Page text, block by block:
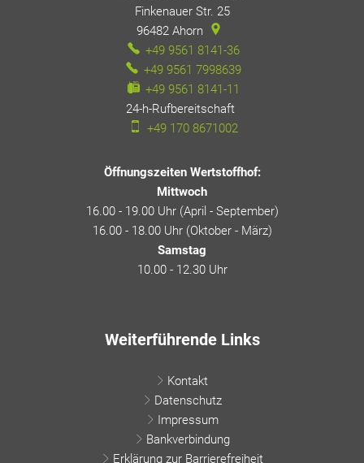
Finkenauer Str. 25
96482 Ahorn
+49 9561 8141-36
+49 9561 7998639
+49 9561 8141-11
24-h-Rufbereitschaft
+49 170 8671002
Öffnungszeiten Wertstoffhof:
Mittwoch
16.00 - 19.00 Uhr (April - September)
16.00 - 18.00 Uhr (Oktober - März)
Samstag
10.00 - 12.30 Uhr
Weiterführende Links
Kontakt
Datenschutz
Impressum
Bankverbindung
Erklärung zur Barrierefreiheit